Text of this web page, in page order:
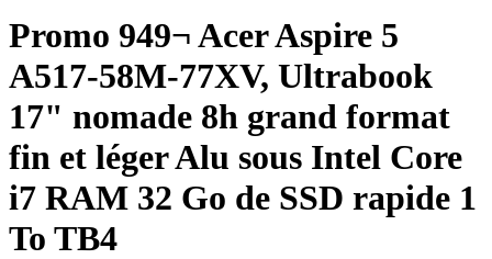
Promo 949¬ Acer Aspire 5
A517-58M-77XV, Ultrabook
17" nomade 8h grand format
fin et léger Alu sous Intel Core
i7 RAM 32 Go de SSD rapide 1
To TB4